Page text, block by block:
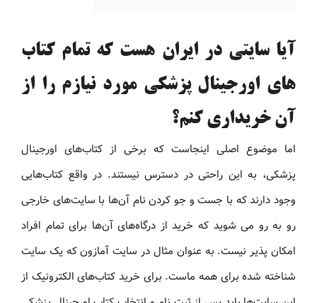
آیا سایتی در ایران هست که تمام کتاب
های اورجینال پزشکی مورد نیازم را از
آن خریداری کنم؟
اما موضوع اصلی اینجاست که برخی از کتاب‌های اورجینال
پزشکی، به این راحتی در دسترس نیستند. در واقع کتاب‌هایی
وجود دارند که با جست و جو کردن نام آن‌ها با سایت‌های خارجی
رو به رو می شوید که خرید از درگاه‌های آن‌ها برای تمام افراد
امکان پذیر نیست. به عنوان مثال در سایت آمازون که یک سایت
شناخته شده برای همه ماست. برای خرید کتاب‌های الکترونیک از